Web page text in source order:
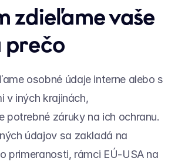
zdieľame vaše
prečo
osobné údaje interne alebo s
v iných krajinách,
potrebné záruky na ich ochranu.
údajov sa zakladá na
primeranosti, rámci EÚ-USA na